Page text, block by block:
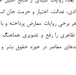
عدالت، اختیار و حرمت جان
برخی روایات معارض پرداخته و
را رفع و تصویری هماهنگ
معاصر در حوزه حقوق بشر